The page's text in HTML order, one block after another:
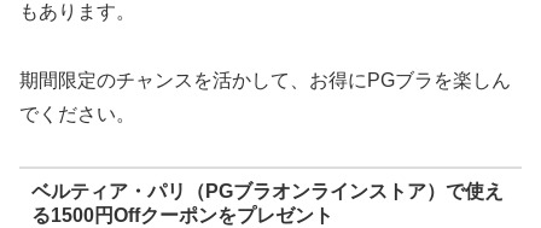
もあります。
期間限定のチャンスを活かして、お得にPGブラを楽しん
でください。
ベルティア・パリ（PGブラオンラインストア）で使え
る1500円Offクーポンをプレゼント